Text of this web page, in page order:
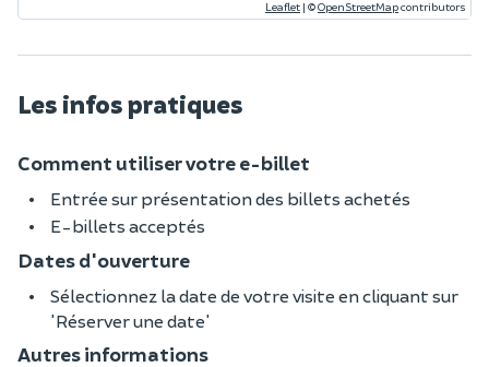
Leaflet | ©OpenStreetMapcontributors
Les infos pratiques
Comment utiliser votre e-billet
Entrée sur présentation des billets achetés
E-billets acceptés
Dates d'ouverture
Sélectionnez la date de votre visite en cliquant sur
'Réserver une date'
Autres informations